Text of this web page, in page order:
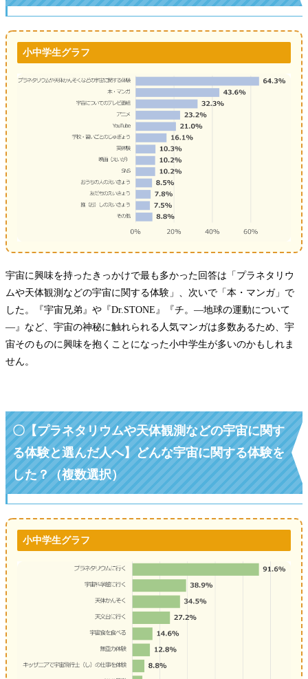
小中学生グラフ
宇宙に興味を持ったきっかけで最も多かった回答は「プラネタリウ
ムや天体観測などの宇宙に関する体験」、次いで「本・マンガ」で
した。『宇宙兄弟』や『Dr.STONE』『チ。―地球の運動について
―』など、宇宙の神秘に触れられる人気マンガは多数あるため、宇
宙そのものに興味を抱くことになった小中学生が多いのかもしれま
せん。
〇【プラネタリウムや天体観測などの宇宙に関す
る体験と選んだ人へ】どんな宇宙に関する体験を
した？（複数選択）
小中学生グラフ